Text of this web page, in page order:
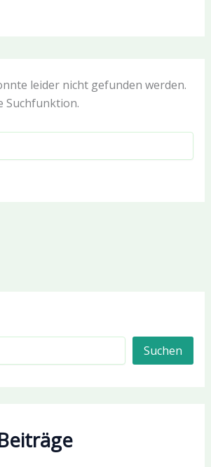
leider nicht gefunden werden.
Suchfunktion.
Suchen